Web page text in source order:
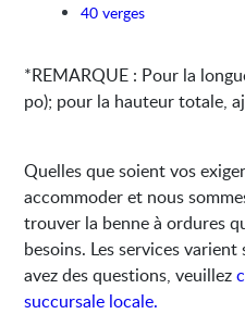
40 verges
*REMARQUE : Pour la
po); pour la hauteur totale,
Quelles que soient vos
accommoder et nous
trouver la benne à ordures
besoins. Les services varient
avez des questions, veuillez
succursale locale.